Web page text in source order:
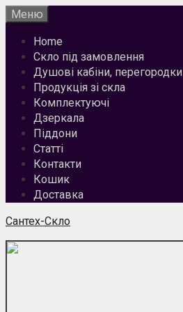
Перейти
до
вмісту
Меню
Home
Скло під замовлення
Душові кабіни, перегородки
Продукція зі скла
Комплектуючі
Дзеркала
Піддони
Статті
Контакти
Кошик
Доставка
Сантех-Скло